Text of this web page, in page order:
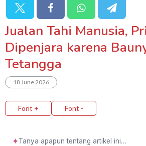
Jualan Tahi Manusia,
Dipenjara karena
Tetangga
18 June 2026
Font + Font -
✦